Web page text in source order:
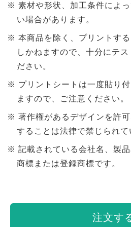
素材や形状、加工条件によ
い場合があります。
本商品を除く、プリントす
しかねますので、十分にテス
ださい。
プリントシートは一度貼り
ますので、ご注意ください。
著作権があるデザインを許
することは法律で禁じられて
記載されている会社名、製
商標または登録商標です。
注文す